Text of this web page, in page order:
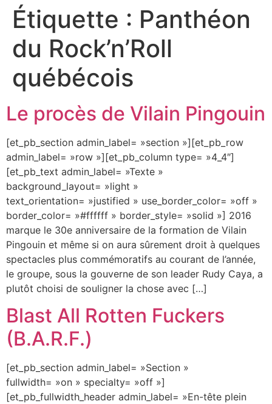
Étiquette : Panthéon
du Rock’n’Roll
québécois
Le procès de Vilain Pingouin
[et_pb_section admin_label= »section »][et_pb_row
admin_label= »row »][et_pb_column type= »4_4″]
[et_pb_text admin_label= »Texte »
background_layout= »light »
text_orientation= »justified » use_border_color= »off »
border_color= »#ffffff » border_style= »solid »] 2016
marque le 30e anniversaire de la formation de Vilain
Pingouin et même si on aura sûrement droit à quelques
spectacles plus commémoratifs au courant de l’année,
le groupe, sous la gouverne de son leader Rudy Caya, a
plutôt choisi de souligner la chose avec […]
Blast All Rotten Fuckers
(B.A.R.F.)
[et_pb_section admin_label= »Section »
fullwidth= »on » specialty= »off »]
[et_pb_fullwidth_header admin_label= »En-tête plein